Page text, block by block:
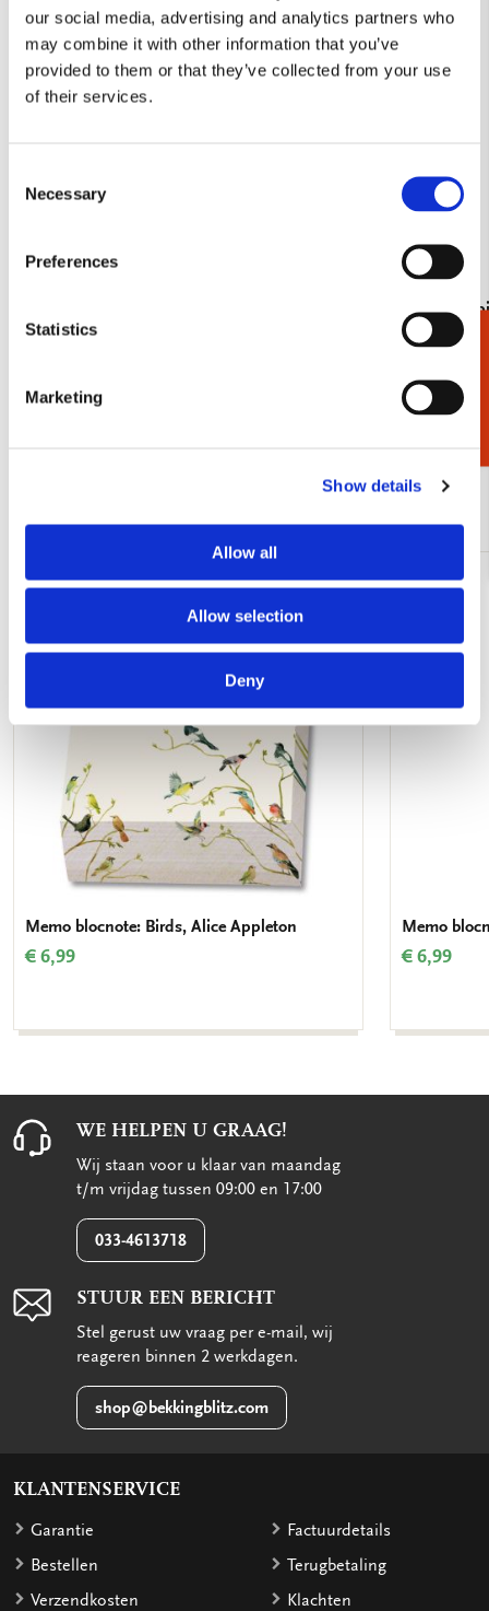
our social media, advertising and analytics partners who
may combine it with other information that you’ve
provided to them or that they’ve collected from your use
of their services.
Selection
Necessary
Preferences
Statistics
Marketing
Show details
Allow all
Allow selection
Deny
verlanglijst
Red', Ingrid Smuling
€ 16,99
Memo blocnote: Birds, Alice Appleton
€ 6,99
Kadotip!
Memo
€ 6,99
WE HELPEN U GRAAG!
Wij staan voor u klaar van maandag
t/m vrijdag tussen 09:00 en 17:00
033-4613718
STUUR EEN BERICHT
Stel gerust uw vraag per e-mail, wij
reageren binnen 2 werkdagen.
shop@bekkingblitz.com
KLANTENSERVICE
Garantie
Bestellen
Verzendkosten
Factuurdetails
Terugbetaling
Klachten
Cadeaukiezer